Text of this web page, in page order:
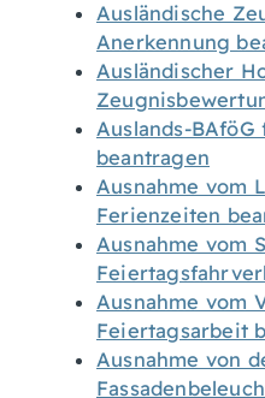
Ausländische
Anerkennung
Ausländischer
Auslands-
beantragen
Ausnahme vom
Ferienzeiten
Ausnahme vom
Ausnahme vom
Feiertagsarbeit
Ausnahme von